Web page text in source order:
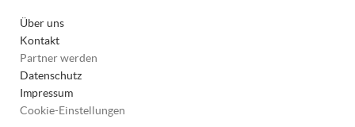
Über uns
Kontakt
Partner werden
Datenschutz
Impressum
Cookie-Einstellungen